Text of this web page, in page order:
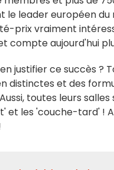
le leader européen du
prix vraiment
compte aujourd'hui
justifier ce succès ?
distinctes et des
toutes leurs
et les 'couche-tard' !